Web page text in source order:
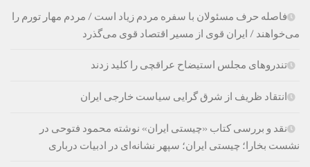
فاصله حرف مسئولان با سفره مردم زیاد است / مردم مهار تورم را
می‌خواهند / ایران قوی از مسیر اقتصاد قوی می‌گذرد
تندروهای مجلس استیضاح عراقچی را کلید زدند
انتقاد ظریف از شرق گرایی سیاست خارجی ایران
نقد و بررسی کتاب «چیستی ایران» نوشته محمود فتوحی در
نشست بخارا؛ چیستی ایران؛ سپهر نشانه‌ای در ادبیات درباری